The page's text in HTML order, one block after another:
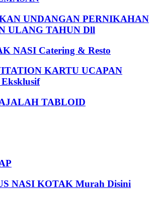
UNDANGAN PERNIKAHAN
ULANG TAHUN Dll
NASI Catering & Resto
KARTU UCAPAN
TABLOID
NASI KOTAK Murah Disini